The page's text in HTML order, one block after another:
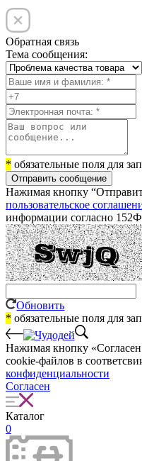
Обратная связь
Тема сообщения:
* обязательные поля для
Отправить сообщение
Нажимая кнопку
пользовательское
информации согласно
Обновить
* обязательные поля для
Нажимая кнопку
cookie-файлов в
конфиденциальности
Согласен
Каталог
0